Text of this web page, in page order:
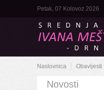
Petak, 07 Kolovoz 2026
Naslovnica Obavijesti
Novosti